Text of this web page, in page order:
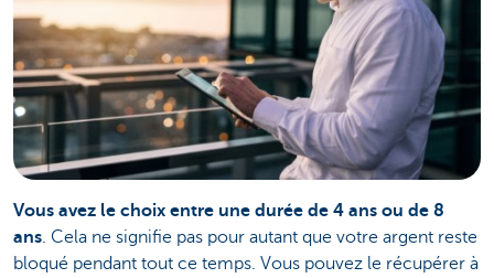
Vous avez le choix entre une durée de 4 ans ou de 8
ans. Cela ne signifie pas pour autant que votre argent reste
bloqué pendant tout ce temps. Vous pouvez le récupérer à